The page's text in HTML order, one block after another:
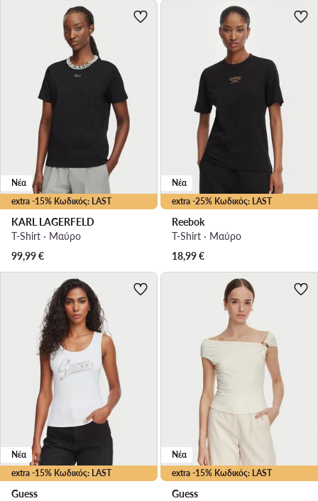
extra -15% Κωδικός: LAST
Νέα
KARL LAGERFELD
T-Shirt · Μαύρο
99,99€
extra -25% Κωδικός: LAST
Νέα
Reebok
T-Shirt · Μαύρο
18,99€
extra -15% Κωδικός: LAST
Νέα
Guess
extra -15% Κωδικός: LAST
Νέα
Guess